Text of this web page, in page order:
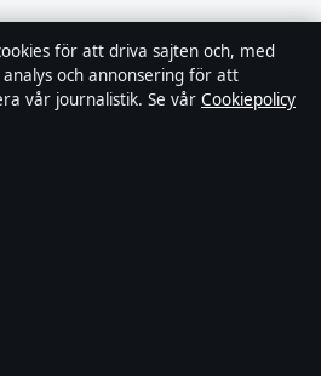
för att driva sajten och, med
och annonsering för att
vår journalistik. Se vår Cookiepolicy